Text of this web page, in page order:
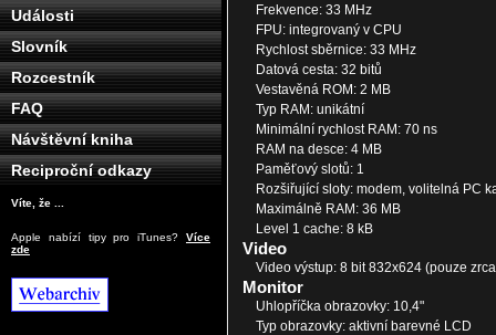
Události
Slovník
Rozcestník
FAQ
Návštěvní kniha
Reciproční odkazy
Víte, že ...
Apple nabízí tipy pro iTunes? Více
zde
Frekvence: 33 MHz
FPU: integrovaný v CPU
Rychlost sběrnice: 33 MHz
Datová cesta: 32 bitů
Vestavěná ROM: 2 MB
Typ RAM: unikátní
Minimální rychlost RAM: 70 ns
RAM na desce: 4 MB
Paměťový slotů: 1
Rozšiřující sloty: modem, volitelná PC
Maximálně RAM: 36 MB
Level 1 cache: 8 kB
Video
Video výstup: 8 bit 832x624 (pouze
Monitor
Uhlopříčka obrazovky: 10,4"
Typ obrazovky: aktivní barevné LCD